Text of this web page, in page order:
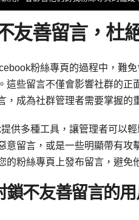
友善留言，杜
粉絲專頁的過程中，難
這些留言不僅會影響社群的正
，成為社群管理者需要掌握的
供多種工具，讓管理者可以
意留言，或是一些明顯帶有攻
的粉絲專頁上發布留言，避免
鎖不友善留言的用